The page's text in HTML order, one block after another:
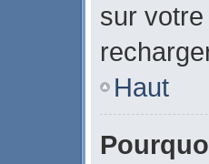
sur votre
Haut